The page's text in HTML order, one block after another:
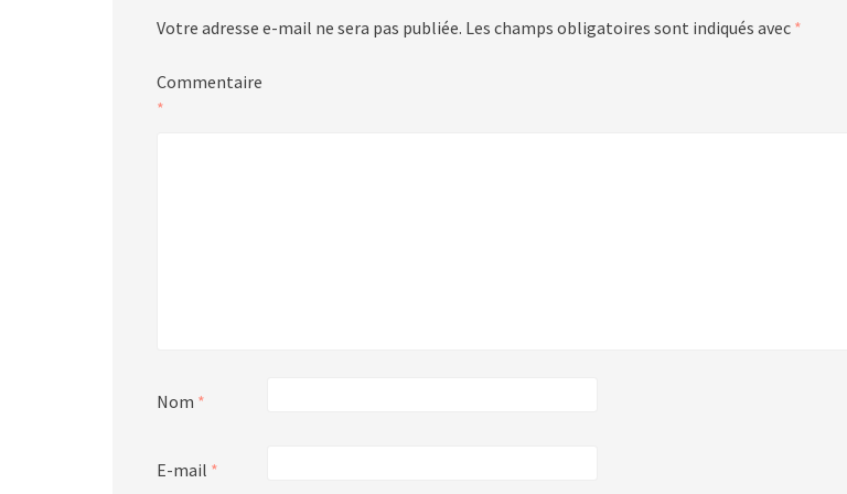
Votre adresse e-mail ne sera pas publiée. Les champs obligatoires sont indiqués avec *
Commentaire
*
Nom *
E-mail *